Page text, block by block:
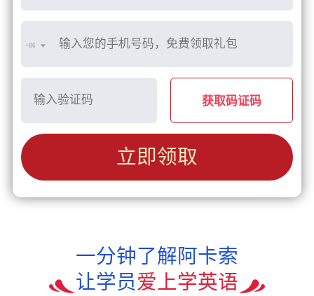
+86
获取码证码
立即领取
一分钟了解阿卡索
让学员爱上学英语